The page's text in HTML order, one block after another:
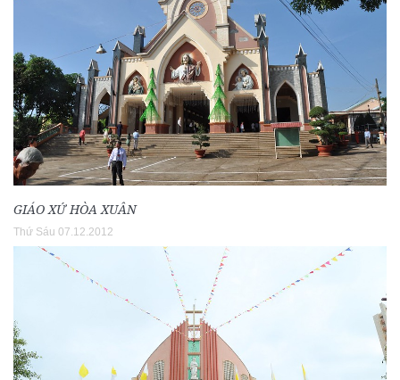
GIÁO XỨ HÒA XUÂN
Thứ Sáu 07.12.2012